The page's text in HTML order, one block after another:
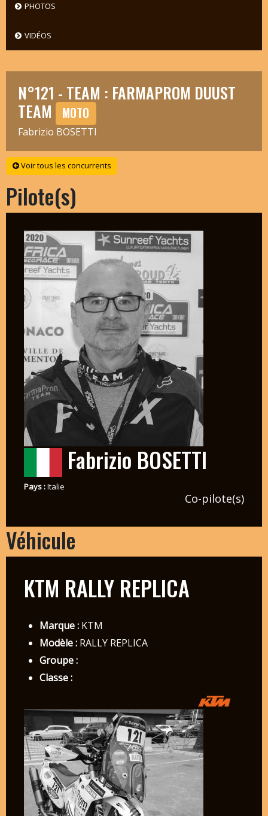
PHOTOS
VIDÉOS
N°121 - TEAM : FARMAPROM DUUST
TEAM MOTO
Fabrizio BOSETTI
Voir tous les concurrents
Pilote(s)
Fabrizio BOSETTI
Pays :Italie
Co-pilote(s)
Véhicule
KTM RALLY REPLICA
Marque :KTM
Modèle :RALLY REPLICA
Groupe :
Classe :